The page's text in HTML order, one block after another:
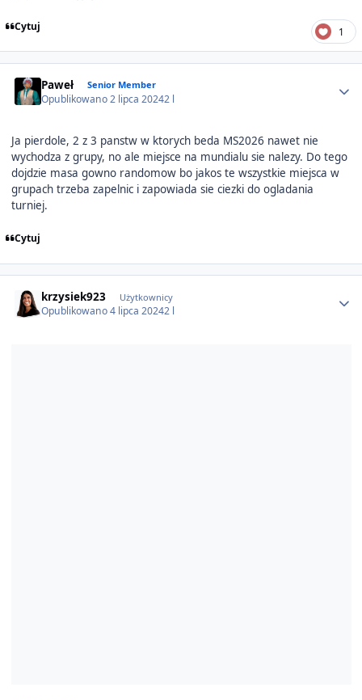
Cytuj 1
Paweł Senior Member
Opublikowano2 lipca 20242 l
Ja pierdole, 2 z 3 panstw w ktorych beda MS2026 nawet nie
wychodza z grupy, no ale miejsce na mundialu sie nalezy. Do tego
dojdzie masa gowno randomow bo jakos te wszystkie miejsca w
grupach trzeba zapelnic i zapowiada sie ciezki do ogladania
turniej.
Cytuj
krzysiek923 Użytkownicy
Opublikowano4 lipca 20242 l